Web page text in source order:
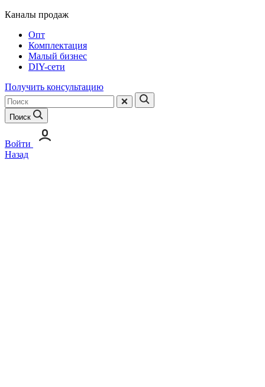
Каналы продаж
Опт
Комплектация
Малый бизнес
DIY-сети
Получить консультацию
Поиск
Войти
Назад